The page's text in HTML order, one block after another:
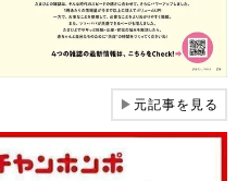
▶元記事を見る